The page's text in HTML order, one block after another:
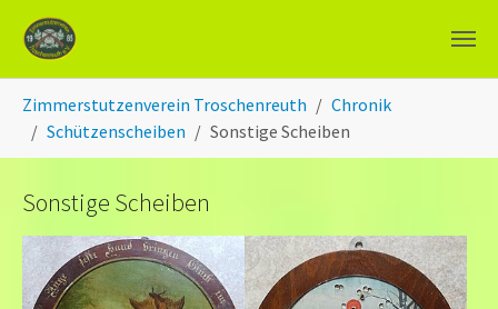
Zum Hauptinhalt springen
Zimmerstutzenverein Troschenreuth
Chronik
Schützenscheiben
Sonstige Scheiben
Sonstige Scheiben